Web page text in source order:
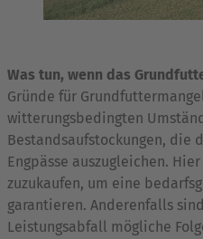
Was tun, wenn das
Gründe für
witterungsbedingten
Bestandsaufstockungen, die
Engpässe auszugleichen.
zuzukaufen, um eine
garantieren. Anderenfalls
Leistungsabfall mögliche